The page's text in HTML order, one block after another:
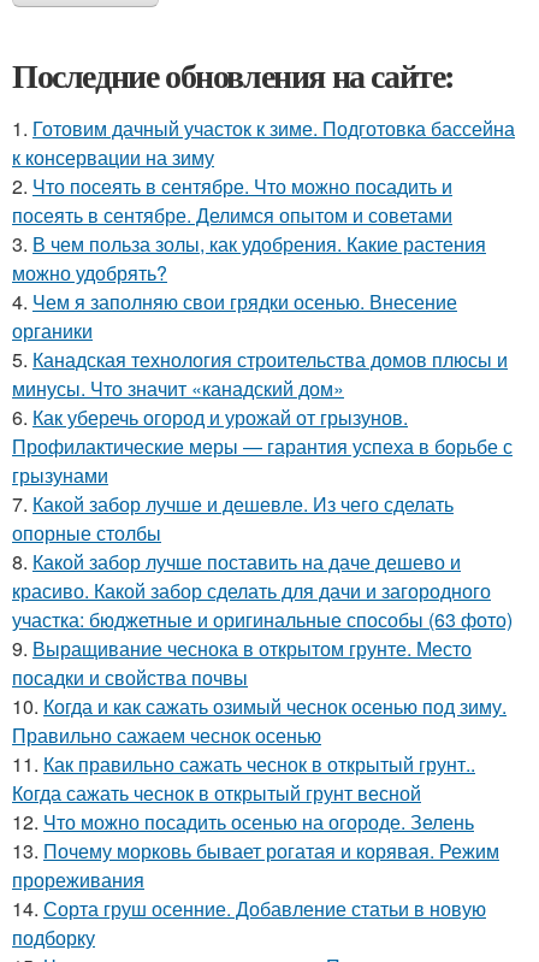
Последние обновления на сайте:
1. Готовим дачный участок к зиме. Подготовка бассейна
к консервации на зиму
2. Что посеять в сентябре. Что можно посадить и
посеять в сентябре. Делимся опытом и советами
3. В чем польза золы, как удобрения. Какие растения
можно удобрять?
4. Чем я заполняю свои грядки осенью. Внесение
органики
5. Канадская технология строительства домов плюсы и
минусы. Что значит «канадский дом»
6. Как уберечь огород и урожай от грызунов.
Профилактические меры — гарантия успеха в борьбе с
грызунами
7. Какой забор лучше и дешевле. Из чего сделать
опорные столбы
8. Какой забор лучше поставить на даче дешево и
красиво. Какой забор сделать для дачи и загородного
участка: бюджетные и оригинальные способы (63 фото)
9. Выращивание чеснока в открытом грунте. Место
посадки и свойства почвы
10. Когда и как сажать озимый чеснок осенью под зиму.
Правильно сажаем чеснок осенью
11. Как правильно сажать чеснок в открытый грунт..
Когда сажать чеснок в открытый грунт весной
12. Что можно посадить осенью на огороде. Зелень
13. Почему морковь бывает рогатая и корявая. Режим
прореживания
14. Сорта груш осенние. Добавление статьи в новую
подборку